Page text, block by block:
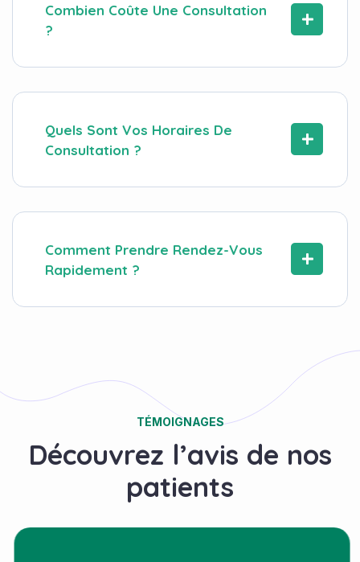
Combien Coûte Une Consultation
?
Quels Sont Vos Horaires De
Consultation ?
Comment Prendre Rendez-Vous
Rapidement ?
TÉMOIGNAGES
Découvrez l’avis de nos
patients